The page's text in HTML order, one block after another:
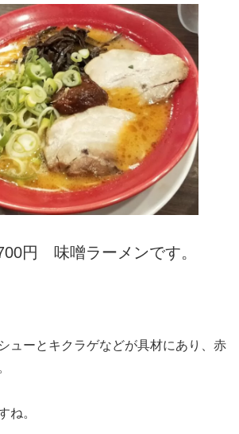
円 味噌ラーメンです。
ューとキクラゲなどが具材にあり、赤
ね。